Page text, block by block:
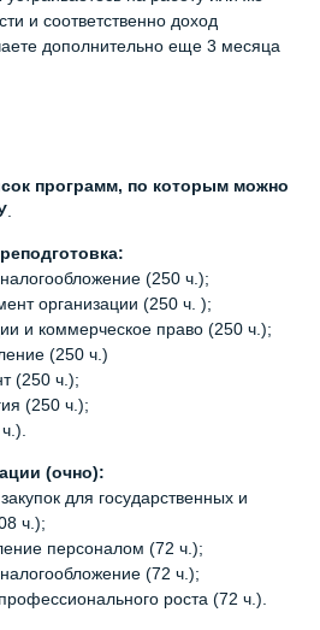
и соответственно доход
дополнительно еще 3 месяца
программ, по которым можно
.
:
(250 ч.);
организации (250 ч. );
и коммерческое право (250 ч.);
(250 ч.)
(250 ч.);
(250 ч.);
(очно):
для государственных и
ч.);
персоналом (72 ч.);
(72 ч.);
роста (72 ч.).